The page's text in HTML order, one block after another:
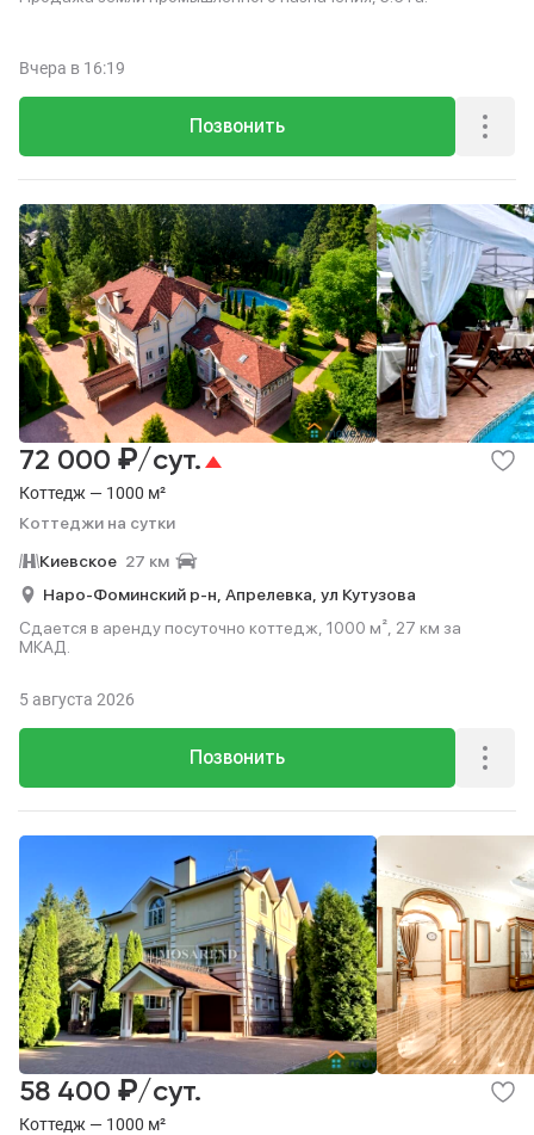
Позвонить
Вчера в 16:19
Коттедж — 1000 м²
Коттеджи на сутки
72 000 ₽/сут.
Киевское 27 км
Наро-Фоминский р-н, Апрелевка, ул Кутузова
Сдается в аренду посуточно коттедж, 1000 м², 27 км за
МКАД.
Позвонить
5 августа 2026
Коттедж — 1000 м²
58 400 ₽/сут.